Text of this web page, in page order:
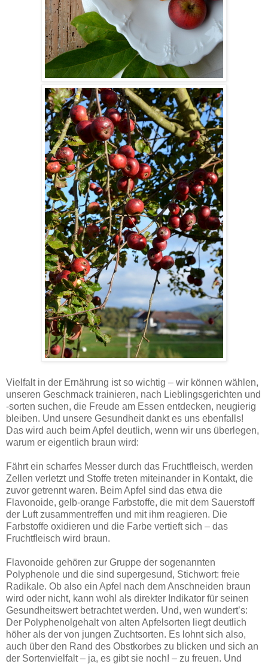
Vielfalt in der Ernährung ist so wichtig – wir können wählen,
unseren Geschmack trainieren, nach Lieblingsgerichten und
-sorten suchen, die Freude am Essen entdecken, neugierig
bleiben. Und unsere Gesundheit dankt es uns ebenfalls!
Das wird auch beim Apfel deutlich, wenn wir uns überlegen,
warum er eigentlich braun wird:
Fährt ein scharfes Messer durch das Fruchtfleisch, werden
Zellen verletzt und Stoffe treten miteinander in Kontakt, die
zuvor getrennt waren. Beim Apfel sind das etwa die
Flavonoide, gelb-orange Farbstoffe, die mit dem Sauerstoff
der Luft zusammentreffen und mit ihm reagieren. Die
Farbstoffe oxidieren und die Farbe vertieft sich – das
Fruchtfleisch wird braun.
Flavonoide gehören zur Gruppe der sogenannten
Polyphenole und die sind supergesund, Stichwort: freie
Radikale. Ob also ein Apfel nach dem Anschneiden braun
wird oder nicht, kann wohl als direkter Indikator für seinen
Gesundheitswert betrachtet werden. Und, wen wundert’s:
Der Polyphenolgehalt von alten Apfelsorten liegt deutlich
höher als der von jungen Zuchtsorten. Es lohnt sich also,
auch über den Rand des Obstkorbes zu blicken und sich an
der Sortenvielfalt – ja, es gibt sie noch! – zu freuen. Und